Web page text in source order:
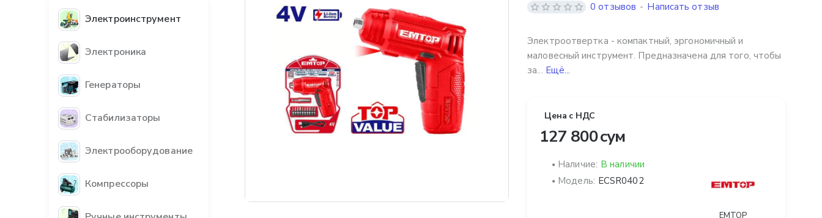
Электроинструмент
Электроника
Генераторы
Стабилизаторы
Электрооборудование
Компрессоры
Электроотвертка - компактный, эргономичный и
маловесный инструмент. Предназначена для того, чтобы
за... Ещё...
0 отзывов - Написать отзыв
Цена с НДС
127 800 сум
Наличие: В наличии
Модель: ECSR0402
EMTOP